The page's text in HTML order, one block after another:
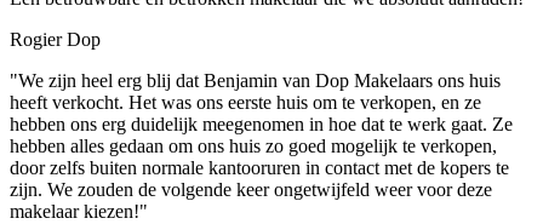
Rogier Dop
"We zijn heel erg blij dat Benjamin van Dop Makelaars ons huis
heeft verkocht. Het was ons eerste huis om te verkopen, en ze
hebben ons erg duidelijk meegenomen in hoe dat te werk gaat. Ze
hebben alles gedaan om ons huis zo goed mogelijk te verkopen,
door zelfs buiten normale kantooruren in contact met de kopers te
zijn. We zouden de volgende keer ongetwijfeld weer voor deze
makelaar kiezen!"